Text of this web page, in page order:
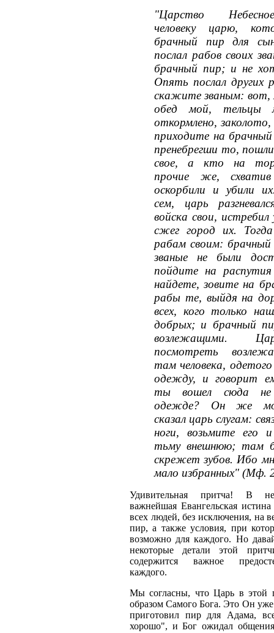
"Царство
человеку царю,
брачный пир для
послал рабов своих
брачный пир; и не
Опять послал других
скажите званым: вот,
обед мой,
откормлено, заколото,
приходите на
пренебрегши то,
свое, а кто на
прочие же,
оскорбили и убили
сем, царь
войска свои,
сжег город их.
рабам своим:
званые не были
пойдите на
найдете, зовите на
рабы те, выйдя на
всех, кого только
добрых; и брачный
возлежащими.
посмотреть
там человека,
одежду, и говорит
ты вошел сюда не
одежде? Он же
сказал царь слугам:
ноги, возьмите его
тьму внешнюю; там
скрежет зубов. Ибо
мало избранных" (Мф.
Удивительная притча! В
важнейшая Евангельская
всех людей, без исключения, на
пир, а также условия, при
возможно для каждого. Но
некоторые детали этой
содержится важное
каждого.
Мы согласны, что Царь в этой
образом Самого Бога. Это Он уже
приготовил пир для Адама,
хорошо", и Бог ожидал